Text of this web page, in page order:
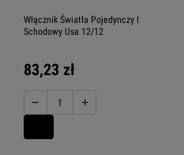
Włącznik Światła Pojedynczy I
Schodowy Usa 12/12
83,23 zł
− +